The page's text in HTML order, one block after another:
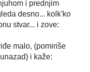
i prednjim
desno... kolk'ko
stvar... i zove:
malo, (pomiriše
i kaže: